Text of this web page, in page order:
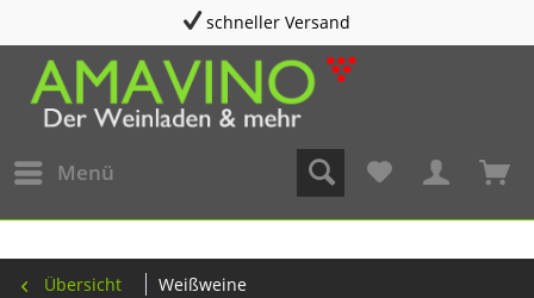
schneller Versand
Menü
Übersicht Weißweine